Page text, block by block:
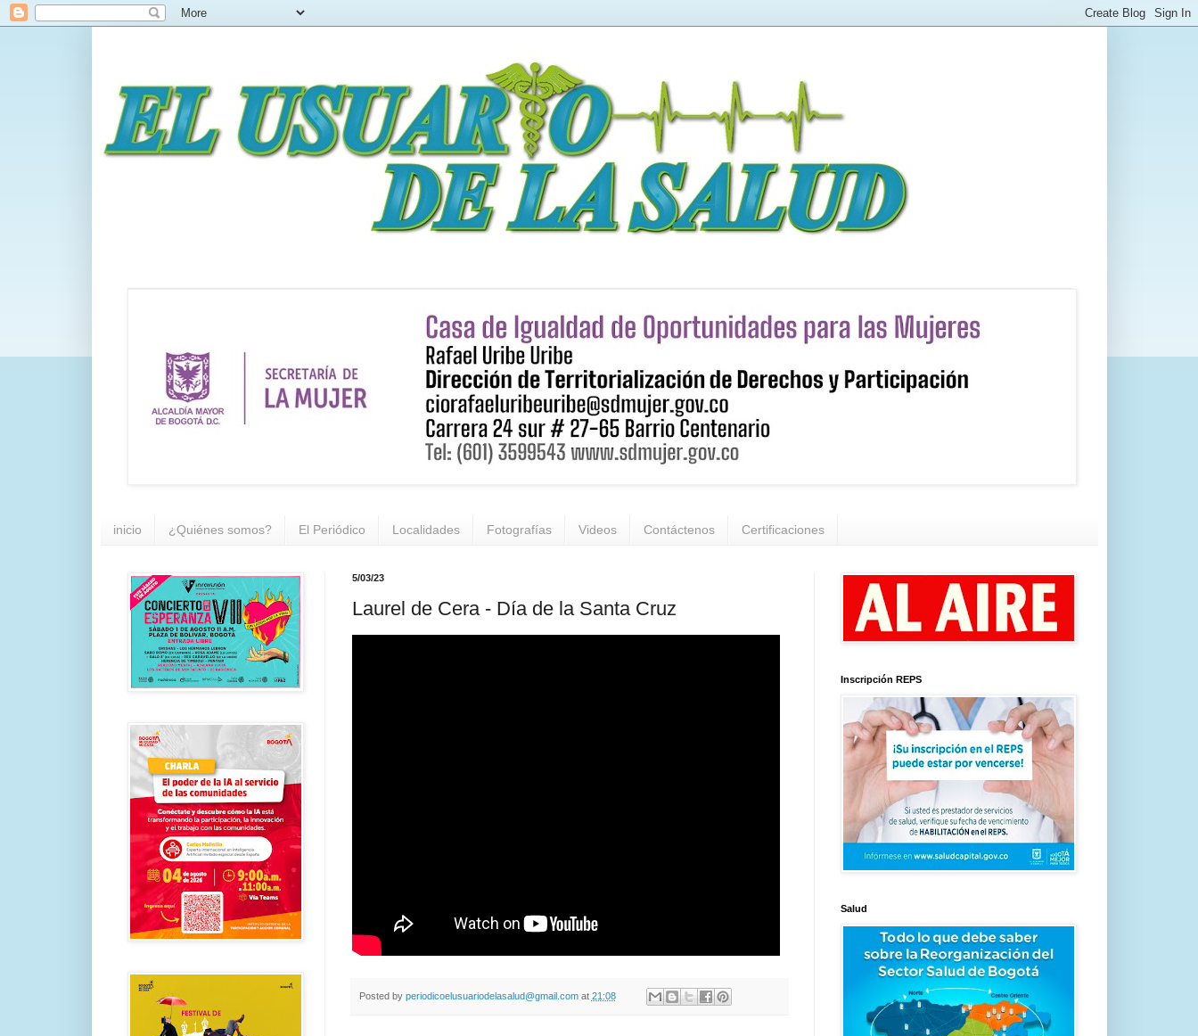
inicio ¿Quiénes somos? El Periódico Localidades Fotografías Videos Contáctenos Certificaciones
5/03/23
Laurel de Cera - Día de la Santa Cruz
Posted by periodicoelusuariodelasalud@gmail.com at 21:08
Inscripción REPS
Salud